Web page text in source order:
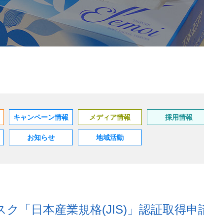
キャンペーン情報 メディア情報 採用情報
お知らせ 地域活動
ク「日本産業規格(JIS)」認証取得申